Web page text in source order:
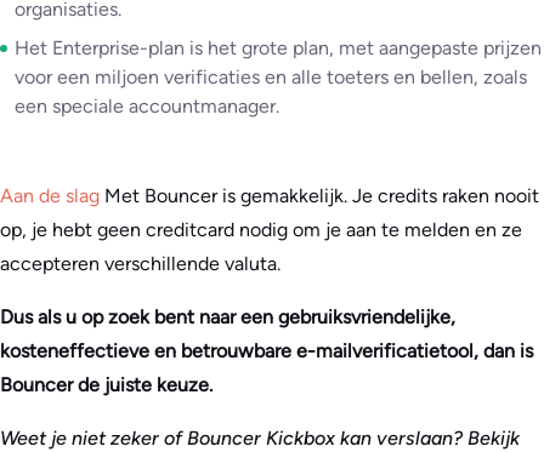
organisaties.
Het Enterprise-plan is het grote plan, met aangepaste prijzen
voor een miljoen verificaties en alle toeters en bellen, zoals
een speciale accountmanager.
Aan de slag Met Bouncer is gemakkelijk. Je credits raken nooit
op, je hebt geen creditcard nodig om je aan te melden en ze
accepteren verschillende valuta.
Dus als u op zoek bent naar een gebruiksvriendelijke,
kosteneffectieve en betrouwbare e-mailverificatietool, dan is
Bouncer de juiste keuze.
Weet je niet zeker of Bouncer Kickbox kan verslaan? Bekijk